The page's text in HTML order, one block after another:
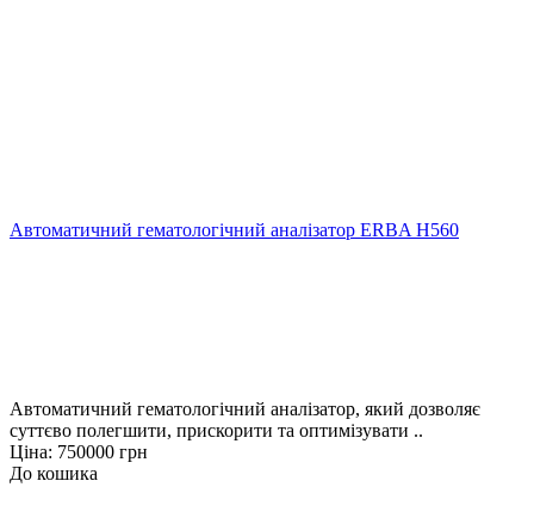
Автоматичний гематологічний аналізатор ERBA Н560
Автоматичний гематологічний аналізатор, який дозволяє
суттєво полегшити, прискорити та оптимізувати ..
Ціна: 750000 грн
До кошика